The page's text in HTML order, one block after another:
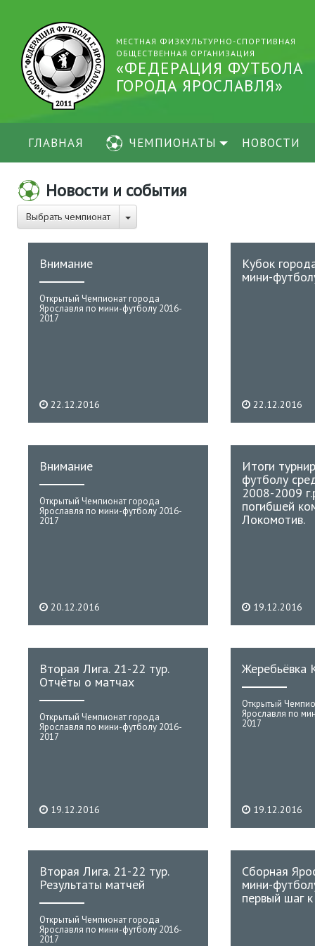
МЕСТНАЯ ФИЗКУЛЬТУРНО-СПОРТИВНАЯ
ОБЩЕСТВЕННАЯ ОРГАНИЗАЦИЯ
«ФЕДЕРАЦИЯ ФУТБОЛА
ГОРОДА ЯРОСЛАВЛЯ»
ГЛАВНАЯ ЧЕМПИОНАТЫ НОВОСТИ
Новости и события
Выбрать чемпионат
Внимание
Открытый Чемпионат города
Ярославля по мини-футболу 2016-
2017
22.12.2016
Кубок
мини-
22.12.2016
Внимание
Открытый Чемпионат города
Ярославля по мини-футболу 2016-
2017
20.12.2016
Итоги
футболу
2008-2009
погибшей
Локомотив.
19.12.2016
Вторая Лига. 21-22 тур.
Отчёты о матчах
Открытый Чемпионат города
Ярославля по мини-футболу 2016-
2017
19.12.2016
Жеребьёвка
Открытый
Ярославля по
2017
19.12.2016
Вторая Лига. 21-22 тур.
Результаты матчей
Открытый Чемпионат города
Ярославля по мини-футболу 2016-
2017
Сборная
мини-
первый шаг